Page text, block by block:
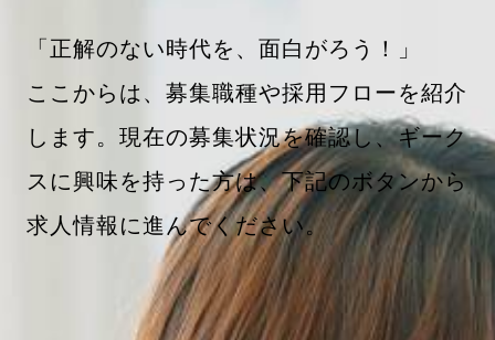
「正解のない時代を、面白がろう！」
ここからは、募集職種や採用フローを紹介
します。現在の募集状況を確認し、ギーク
スに興味を持った方は、下記のボタンから
求人情報に進んでください。